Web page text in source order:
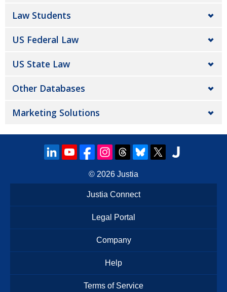
Law Students
US Federal Law
US State Law
Other Databases
Marketing Solutions
© 2026 Justia
Justia Connect
Legal Portal
Company
Help
Terms of Service